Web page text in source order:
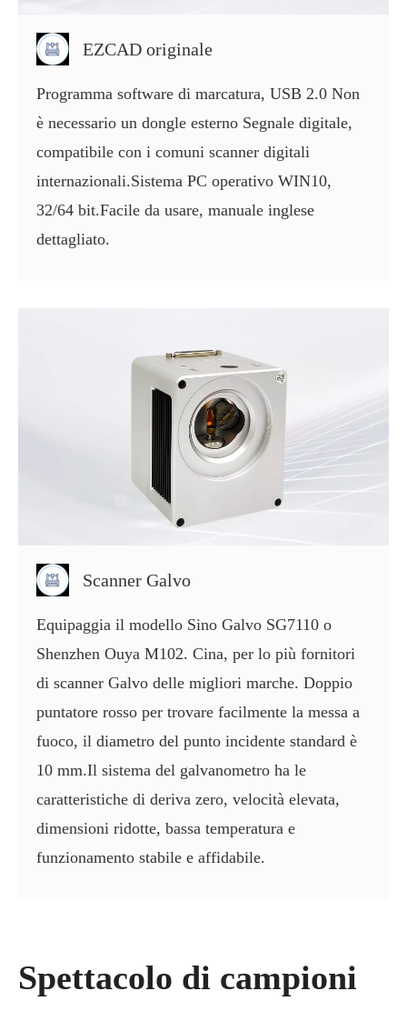
EZCAD originale
Programma software di marcatura, USB 2.0 Non
è necessario un dongle esterno Segnale digitale,
compatibile con i comuni scanner digitali
internazionali.Sistema PC operativo WIN10,
32/64 bit.Facile da usare, manuale inglese
dettagliato.
Scanner Galvo
Equipaggia il modello Sino Galvo SG7110 o
Shenzhen Ouya M102. Cina, per lo più fornitori
di scanner Galvo delle migliori marche. Doppio
puntatore rosso per trovare facilmente la messa a
fuoco, il diametro del punto incidente standard è
10 mm.Il sistema del galvanometro ha le
caratteristiche di deriva zero, velocità elevata,
dimensioni ridotte, bassa temperatura e
funzionamento stabile e affidabile.
Spettacolo di campioni